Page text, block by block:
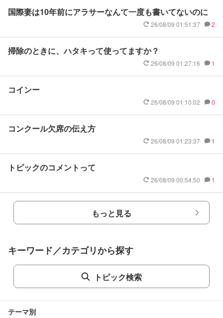
国際妻は10年前にアラサーなんて一度も書いてないのに
26/08/09 01:51:37 2
掃除のときに、ハタキって使ってますか？
26/08/09 01:27:16 1
コインー
26/08/09 01:10:02 0
コンクール欠席の伝え方
26/08/09 01:23:37 1
トピックのコメントって
26/08/09 00:54:50 1
もっと見る
キーワード／カテゴリから探す
トピック検索
テーマ別